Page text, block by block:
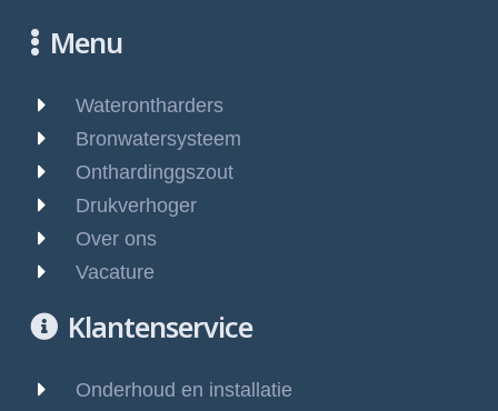
Menu
Waterontharders
Bronwatersysteem
Onthardinggszout
Drukverhoger
Over ons
Vacature
Klantenservice
Onderhoud en installatie